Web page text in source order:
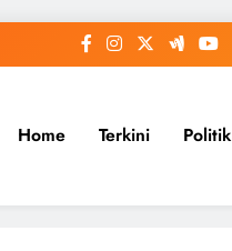
Home Terkini Politik